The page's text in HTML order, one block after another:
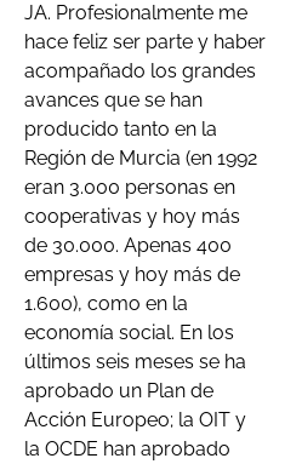
JA. Profesionalmente me
hace feliz ser parte y haber
acompañado los grandes
avances que se han
producido tanto en la
Región de Murcia (en 1992
eran 3.000 personas en
cooperativas y hoy más
de 30.000. Apenas 400
empresas y hoy más de
1.600), como en la
economía social. En los
últimos seis meses se ha
aprobado un Plan de
Acción Europeo; la OIT y
la OCDE han aprobado